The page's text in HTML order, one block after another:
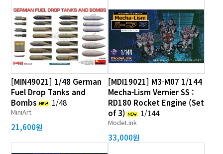
[MIN49021] 1/48 German
Fuel Drop Tanks and
Bombs
1/48
MiniArt
21,600원
[MDI19021] M3-M07 1/144
Mecha-Lism Vernier SS :
RD180 Rocket Engine (Set
of 3)
1/144
ModeLink
33,000원